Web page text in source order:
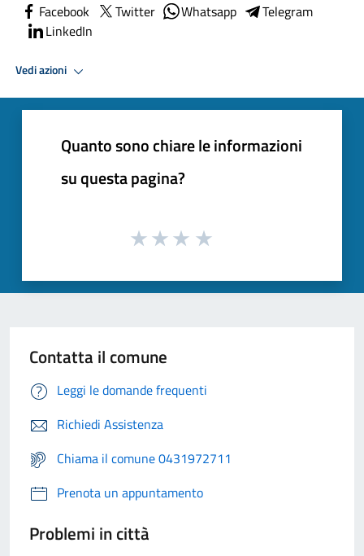
Facebook Twitter Whatsapp
Telegram
LinkedIn
Vedi azioni
Quanto sono chiare le informazioni
su questa pagina?
Contatta il comune
Leggi le domande frequenti
Richiedi Assistenza
Chiama il comune 0431972711
Prenota un appuntamento
Problemi in città